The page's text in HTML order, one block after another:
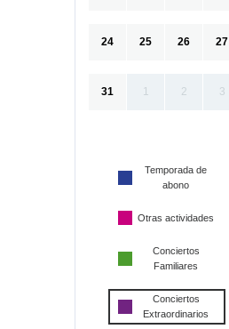
24 25 26 27
31 1 2 3
Temporada de
abono
Otras actividades
Conciertos
Familiares
Conciertos
Extraordinarios